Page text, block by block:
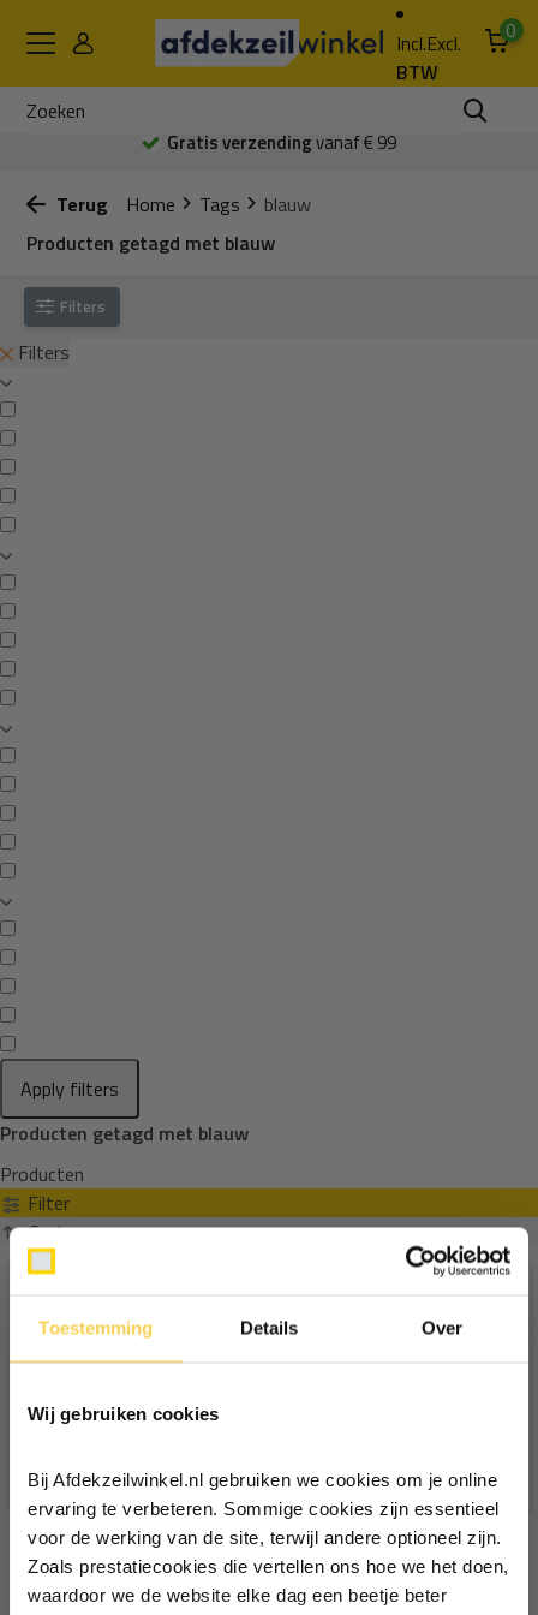
Toestemming Details Over
Wij gebruiken cookies
Bij Afdekzeilwinkel.nl gebruiken we cookies om je online
ervaring te verbeteren. Sommige cookies zijn essentieel
voor de werking van de site, terwijl andere optioneel zijn.
Zoals prestatiecookies die vertellen ons hoe we het doen,
waardoor we de website elke dag een beetje beter
Incl.Excl.
BTW
0
Gratis verzendingvanaf € 99
Terug Home Tags
blauw
Producten getagd met blauw
Filters
Filters
Apply filters
Producten getagd met blauw
Producten
Filter
Sorteren op
Ontvang €5,- korting!
Schrijf je in voor de nieuwsbrief en
Vul je e-mailadres in‍⁪⁪
Particulier Zakelijk